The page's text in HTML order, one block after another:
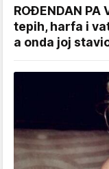
ROĐENDAN PA
tepih, harfa i
a onda joj